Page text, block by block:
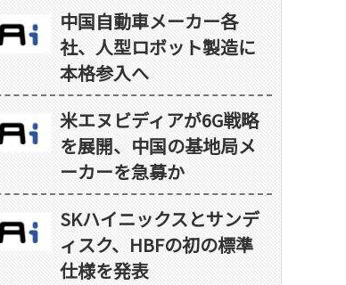
中国自動車メーカー各
社、人型ロボット製造に
本格参入へ
米エヌビディアが6G戦略
を展開、中国の基地局メ
ーカーを急募か
SKハイニックスとサンデ
ィスク、HBFの初の標準
仕様を発表